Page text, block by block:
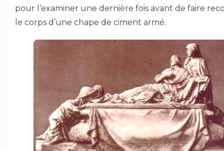
pour l’examiner une dernière fois avant de faire
le corps d’une chape de ciment armé.